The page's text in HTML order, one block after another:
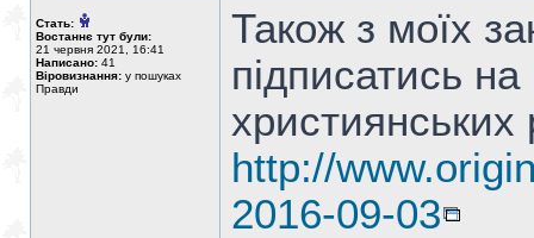
Стать:
Востаннє тут були:
21 червня 2021, 16:41
Написано: 41
Віровизнання: у пошуках
Правди
Також з моїх
підписатись
християнських
http://
2016-09-03